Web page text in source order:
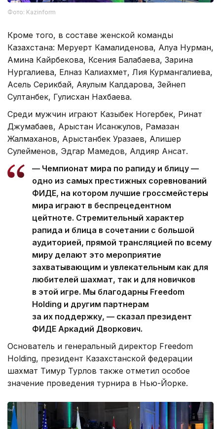
Фото: Kazinform
Кроме того, в составе женской команды
Казахстана: Меруерт Камалиденова, Алуа Нурман,
Амина Кайрбекова, Ксения Балабаева, Зарина
Нургалиева, Елназ Калиахмет, Лия Курмангалиева,
Асель Серикбай, Аяулым Калдарова, Зейнеп
Султанбек, Гулисхан Нахбаева.
Среди мужчин играют Казыбек Ногербек, Ринат
Джумабаев, Арыстан Исанжулов, Рамазан
Жалмаханов, Арыстанбек Уразаев, Алишер
Сулейменов, Эдгар Мамедов, Алдияр Ансат.
— Чемпионат мира по рапиду и блицу —
одно из самых престижных соревнований
ФИДЕ, на котором лучшие гроссмейстеры
мира играют в беспрецедентном
цейтноте. Стремительный характер
рапида и блица в сочетании с большой
аудиторией, прямой трансляцией по всему
миру делают это мероприятие
захватывающим и увлекательным как для
любителей шахмат, так и для новичков
в этой игре. Мы благодарны Freedom
Holding и другим партнерам
за их поддержку, — сказал президент
ФИДЕ Аркадий Дворкович.
Основатель и генеральный директор Freedom
Holding, президент Казахстанской федерации
шахмат Тимур Турлов также отметил особое
значение проведения турнира в Нью-Йорке.